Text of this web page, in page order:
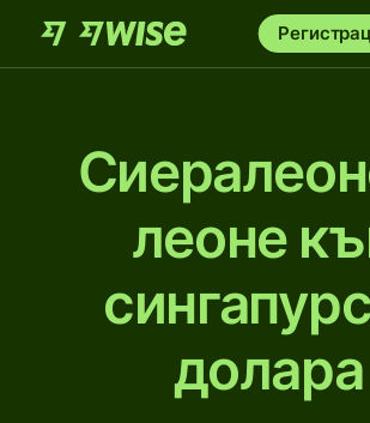
леоне
долара